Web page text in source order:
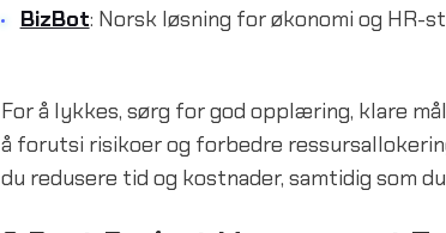
BizBot: Norsk løsning for økonomi og HR-
For å lykkes, sørg for god opplæring, klare
å forutsi risikoer og forbedre
du redusere tid og kostnader, samtidig som